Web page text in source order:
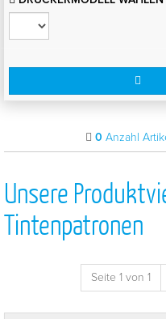
0 Anzahl
Unsere
Tintenpatronen
Seite 1 von 1